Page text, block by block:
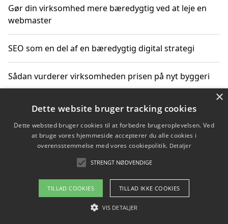
Gør din virksomhed mere bæredygtig ved at leje en
webmaster
SEO som en del af en bæredygtig digital strategi
Sådan vurderer virksomheden prisen på nyt byggeri
Sådan får du hjælp til en hjemmeside uden binding
Copyright 2026 - Pilanto Aps
Om / kontakt
Blog Betingelser
×
Dette website bruger tracking cookies
Dette websted bruger cookies til at forbedre brugeroplevelsen. Ved
at bruge vores hjemmeside accepterer du alle cookies i
overensstemmelse med vores cookiepolitik. Detaljer
STRENGT NØDVENDIGE
TILLAD COOKIES TILLAD IKKE COOKIES
VIS DETALJER